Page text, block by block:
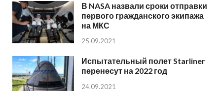
В NASA назвали сроки отправки
первого гражданского экипажа
на МКС
25.09.2021
Испытательный полет Starliner
перенесут на 2022 год
24.09.2021